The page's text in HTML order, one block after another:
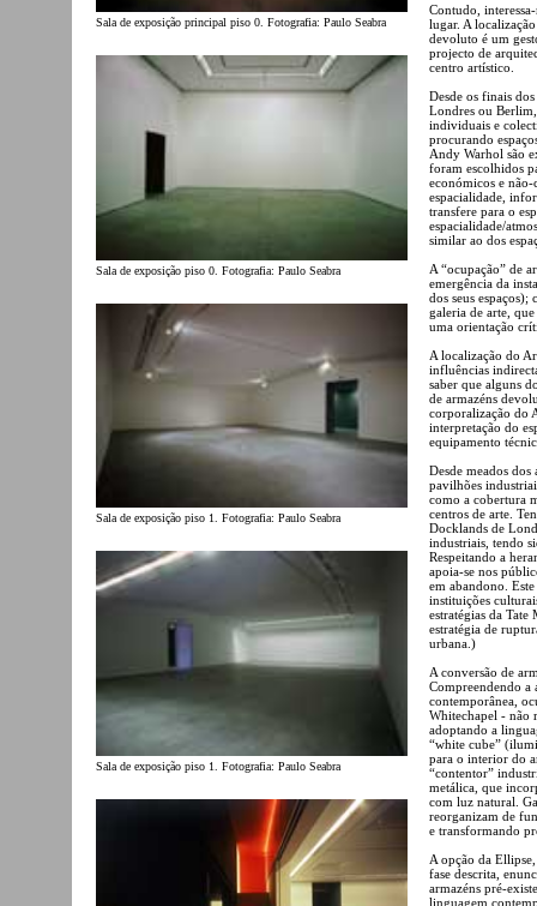
Sala de exposição principal piso 0. Fotografia: Paulo Seabra
Sala de exposição piso 0. Fotografia: Paulo Seabra
Sala de exposição piso 1. Fotografia: Paulo Seabra
Sala de exposição piso 1. Fotografia: Paulo Seabra
Contudo,
lugar. A
devoluto é um
projecto de
centro artístico.
Desde os finais
Londres ou Berlim,
individuais e
procurando
Andy Warhol são
foram escolhidos
económicos e não-
espacialidade,
transfere para o
espacialidade/
similar ao dos
A “ocupação” de
emergência da
dos seus
galeria de arte,
uma orientação
A localização do
influências
saber que alguns
de armazéns
corporalização do
interpretação do
equipamento
Desde meados
pavilhões
como a cobertura
centros de arte.
Docklands de
industriais, tendo
Respeitando a
apoia-se nos
em abandono.
instituições
estratégias da
estratégia de
urbana.)
A conversão de
Compreendendo a
contemporânea,
Whitechapel - não
adoptando a
“white cube”
para o interior do
“contentor”
metálica, que
com luz natural.
reorganizam de
e transformando
A opção da
fase descrita,
armazéns pré-
linguagem